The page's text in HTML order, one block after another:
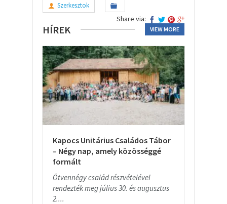
Szerkesztok
Share via:
HÍREK VIEW MORE
Kapocs Unitárius Családos Tábor
– Négy nap, amely közösséggé
formált
Ötvennégy család részvételével
rendezték meg július 30. és augusztus
2....